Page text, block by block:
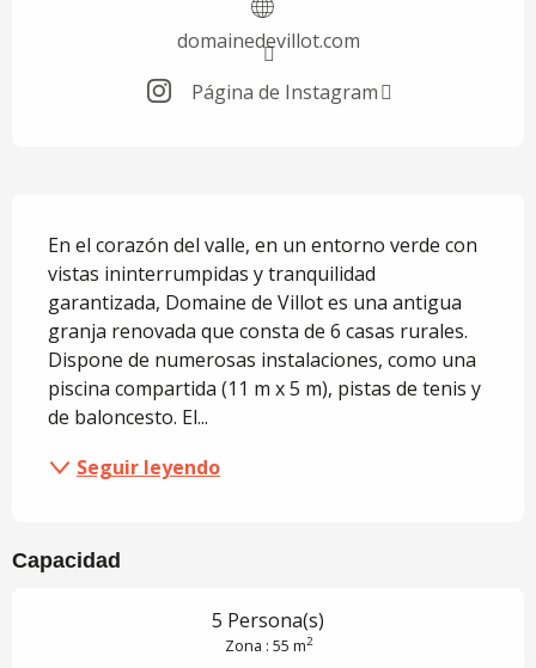
domainedevillot.com
Página de Instagram
En el corazón del valle, en un entorno verde con
vistas ininterrumpidas y tranquilidad
garantizada, Domaine de Villot es una antigua
granja renovada que consta de 6 casas rurales.
Dispone de numerosas instalaciones, como una
piscina compartida (11 m x 5 m), pistas de tenis y
de baloncesto. El...
Seguir leyendo
Capacidad
5 Persona(s)
Zona : 55 m2